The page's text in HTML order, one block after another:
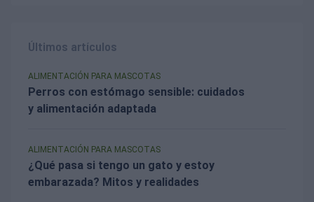
Últimos artículos
ALIMENTACIÓN PARA MASCOTAS
Perros con estómago sensible: cuidados
y alimentación adaptada
ALIMENTACIÓN PARA MASCOTAS
¿Qué pasa si tengo un gato y estoy
embarazada? Mitos y realidades